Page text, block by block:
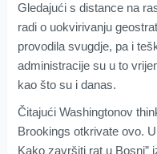
Gledajući s distance na
radi o uokvirivanju
provodila svugdje, pa i
administracije su u to
kao što su i danas.
Čitajući Washingtonov
Brookings otkrivate ovo.
Kako završiti rat u Bosni”